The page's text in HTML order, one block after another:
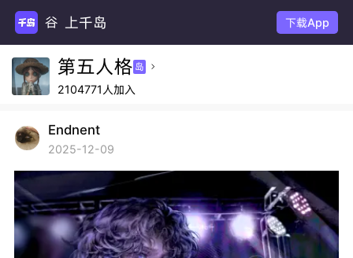
上千岛 下载App
第五人格 岛 
2104771人加入
Endnent
2025-12-09